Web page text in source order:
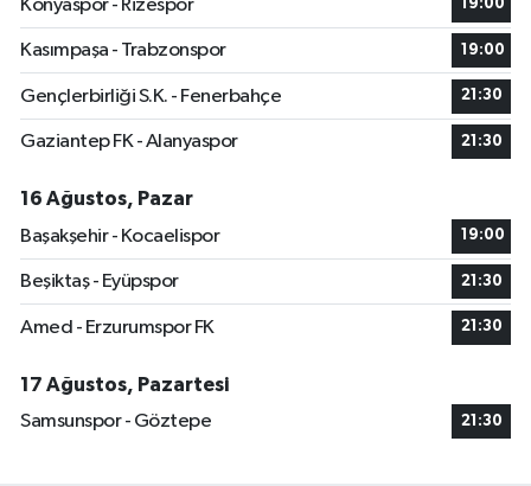
Konyaspor - Rizespor 19:00
Kasımpaşa - Trabzonspor 19:00
Gençlerbirliği S.K. - Fenerbahçe 21:30
Gaziantep FK - Alanyaspor 21:30
16 Ağustos, Pazar
Başakşehir - Kocaelispor
19:00
Beşiktaş - Eyüpspor 21:30
Amed - Erzurumspor FK 21:30
17 Ağustos, Pazartesi
Samsunspor - Göztepe
21:30